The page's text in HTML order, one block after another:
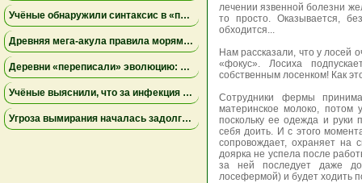
Учёные обнаружили синтаксис в «перекличках» диких попугаев
Древняя мегa-акула правила морями Австралии за 15 миллионов лет до мегалодона
Деревни «переписали» эволюцию: апеннинские медведи в Италии стали меньше и спокойнее
Учёные выяснили, что за инфекция уничтожила армию Наполеона в России: это был не тиф
Угроза вымирания началась задолго до человека: исследование объяснило исчезновение редкого шмеля
лечении язвенной болезни
то просто. Оказывается,
обходится...
Нам рассказали, что у лосей
«фокус». Лосиха
собственным лосенком! Как
Сотрудники фермы
материнское молоко, потом
поскольку ее одежда и руки
себя доить. И с этого
сопровождает, охраняет на
доярка не успела после
за ней последует даже
лосефермой) и будет ходить